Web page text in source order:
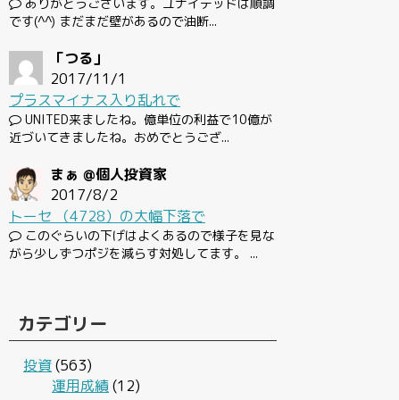
です(^^) まだまだ壁があるので油断...
「つる」
2017/11/1
プラスマイナス入り乱れで
UNITED来ましたね。億単位の利益で10億が
近づいてきましたね。おめでとうござ...
まぁ @個人投資家
2017/8/2
トーセ （4728）の大幅下落で
このぐらいの下げはよくあるので様子を見な
がら少しずつポジを減らす対処してます。 ...
カテゴリー
投資(563)
運用成績(12)